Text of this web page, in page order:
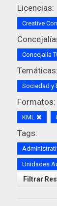
Licencias:
Creative
Concejalía
Temáticas:
Sociedad y
Formatos:
KML
Tags:
Unidades
Filtrar